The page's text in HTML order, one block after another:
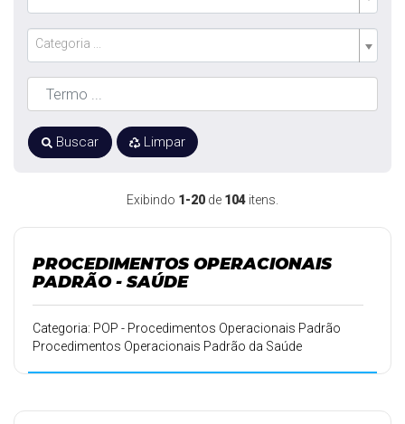
Exibindo 1-20 de 104 itens.
PROCEDIMENTOS OPERACIONAIS
PADRÃO - SAÚDE
Categoria: POP - Procedimentos Operacionais Padrão
Procedimentos Operacionais Padrão da Saúde
Categoria ...
Buscar Limpar